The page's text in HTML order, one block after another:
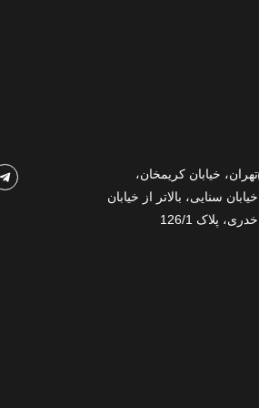
تهران، خیابان کریمخان،
خیابان سنایی، بالاتر از خیابان
خدری، پلاک 126/1